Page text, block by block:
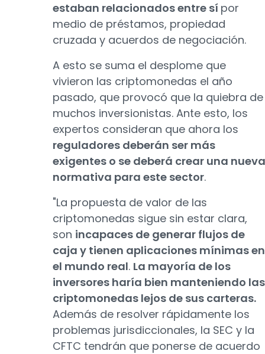
estaban relacionados entre sí por
medio de préstamos, propiedad
cruzada y acuerdos de negociación.
A esto se suma el desplome que
vivieron las criptomonedas el año
pasado, que provocó que la quiebra de
muchos inversionistas. Ante esto, los
expertos consideran que ahora los
reguladores deberán ser más
exigentes o se deberá crear una nueva
normativa para este sector.
"La propuesta de valor de las
criptomonedas sigue sin estar clara,
son incapaces de generar flujos de
caja y tienen aplicaciones mínimas en
el mundo real. La mayoría de los
inversores haría bien manteniendo las
criptomonedas lejos de sus carteras.
Además de resolver rápidamente los
problemas jurisdiccionales, la SEC y la
CFTC tendrán que ponerse de acuerdo